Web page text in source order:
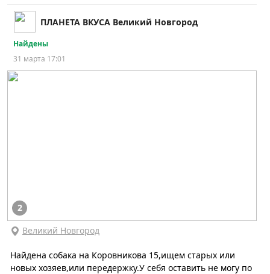
ПЛАНЕТА ВКУСА Великий Новгород
Найдены
31 марта 17:01
2
Великий Новгород
Найдена собака на Коровникова 15,ищем старых или
новых хозяев,или передержку.У себя оставить не могу по